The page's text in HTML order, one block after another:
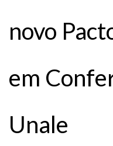
novo
em
Unale